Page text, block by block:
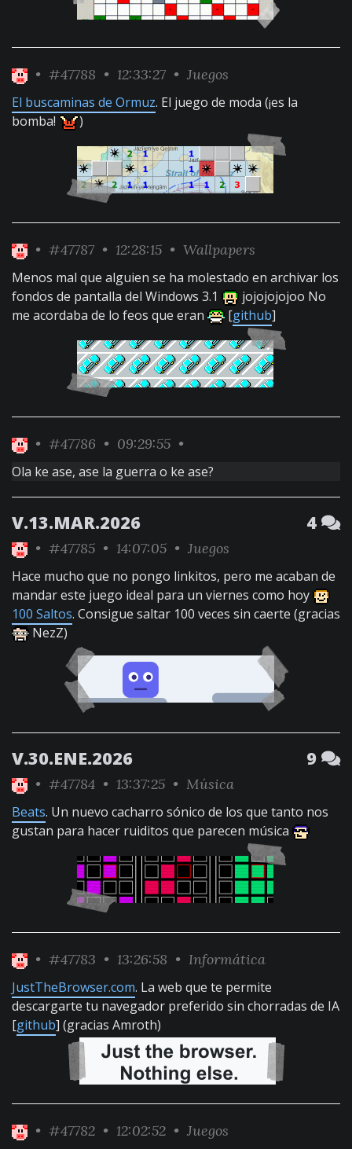
• #47788 • 12:33:27 • Juegos
El buscaminas de Ormuz. El juego de moda (¡es la
bomba!
)
• #47787 • 12:28:15 • Wallpapers
Menos mal que alguien se ha molestado en archivar los
fondos de pantalla del Windows 3.1
jojojojojoo No
me acordaba de lo feos que eran
[github]
• #47786 • 09:29:55 •
Ola ke ase, ase la guerra o ke ase?
V.13.MAR.2026 4
• #47785 • 14:07:05 • Juegos
Hace mucho que no pongo linkitos, pero me acaban de
mandar este juego ideal para un viernes como hoy
100 Saltos. Consigue saltar 100 veces sin caerte (gracias
NezZ)
V.30.ENE.2026 9
• #47784 • 13:37:25 • Música
Beats. Un nuevo cacharro sónico de los que tanto nos
gustan para hacer ruiditos que parecen música
• #47783 • 13:26:58 • Informática
JustTheBrowser.com. La web que te permite
descargarte tu navegador preferido sin chorradas de IA
[github] (gracias Amroth)
• #47782 • 12:02:52 • Juegos